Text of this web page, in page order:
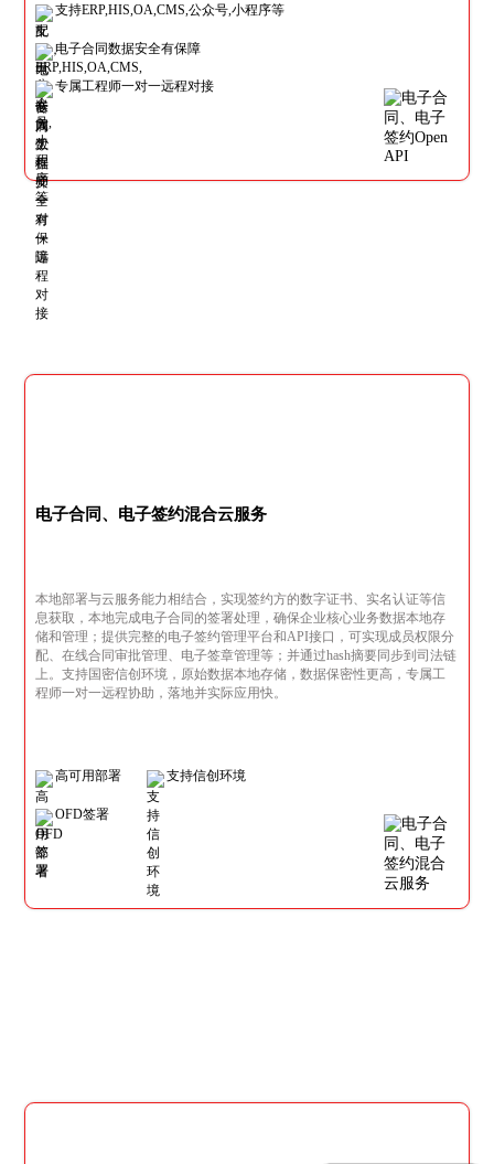
支持ERP,HIS,OA,CMS,公众号,小程序等
电子合同数据安全有保障
专属工程师一对一远程对接
电子合同、电子签约混合云服务
本地部署与云服务能力相结合，实现签约方的数字证书、实名认证等信
息获取，本地完成电子合同的签署处理，确保企业核心业务数据本地存
储和管理；提供完整的电子签约管理平台和API接口，可实现成员权限分
配、在线合同审批管理、电子签章管理等；并通过hash摘要同步到司法链
上。支持国密信创环境，原始数据本地存储，数据保密性更高，专属工
程师一对一远程协助，落地并实际应用快。
高可用部署 支持信创环境
OFD签署